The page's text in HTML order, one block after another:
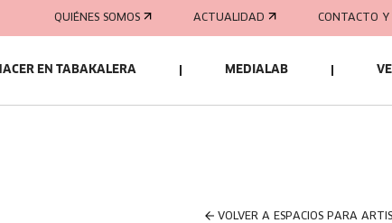
QUIÉNES SOMOS ACTUALIDAD CONTACTO Y
EN TABAKALERA MEDIALAB
VOLVER A ESPACIOS PARA